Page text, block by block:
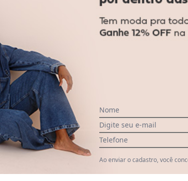
largura?
5%
90%
O que as
Curto
Bom
Nome
Digite seu e-mail
Telefone
Ao enviar o cadastro, você